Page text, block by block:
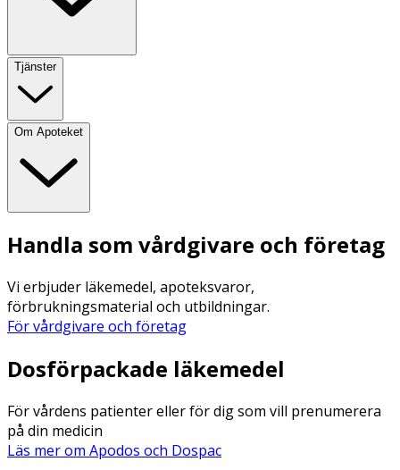
Tjänster
Om Apoteket
Handla som vårdgivare och företag
Vi erbjuder läkemedel, apoteksvaror,
förbrukningsmaterial och utbildningar.
För vårdgivare och företag
Dosförpackade läkemedel
För vårdens patienter eller för dig som vill prenumerera
på din medicin
Läs mer om Apodos och Dospac